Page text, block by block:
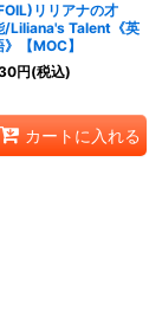
リリアナの才
/Liliana's Talent《英
》【MOC】
円(税込)
カートに入れる